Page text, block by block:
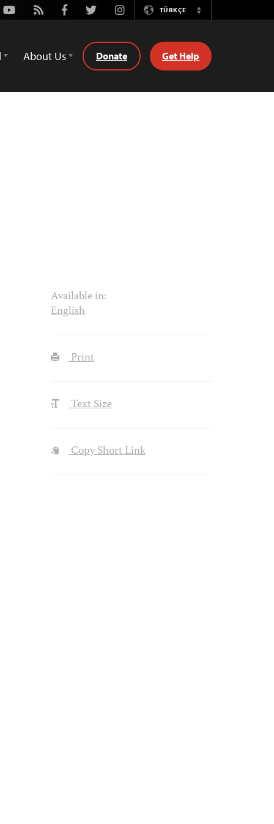
Youtube
Rss FacebookTwitterInstagramTÜRKÇE
Switch
About Us Donate Get Help
Available in:
English
Print
Text Size
Copy Short Link